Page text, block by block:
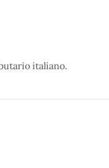
italiano.